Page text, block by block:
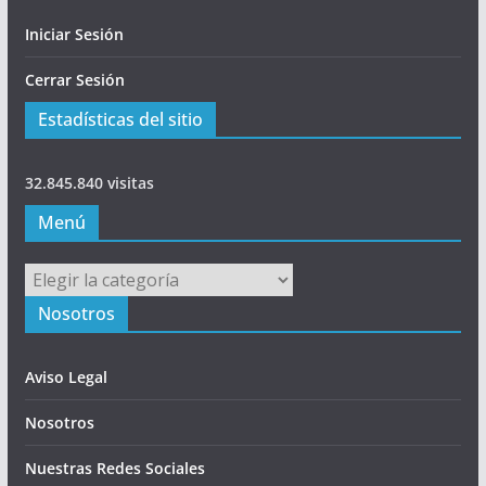
Iniciar Sesión
Cerrar Sesión
Estadísticas del sitio
32.845.840 visitas
Menú
Menú
Nosotros
Aviso Legal
Nosotros
Nuestras Redes Sociales